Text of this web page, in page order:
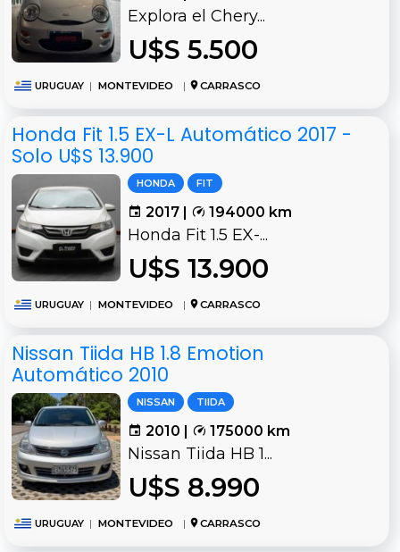
Explora el Chery...
U$S 5.500
URUGUAY | MONTEVIDEO | CARRASCO
Honda Fit 1.5 EX-L Automático 2017 -
Solo U$S 13.900
HONDA FIT
2017 | 194000 km
Honda Fit 1.5 EX-...
U$S 13.900
URUGUAY | MONTEVIDEO | CARRASCO
Nissan Tiida HB 1.8 Emotion
Automático 2010
NISSAN TIIDA
2010 | 175000 km
Nissan Tiida HB 1...
U$S 8.990
URUGUAY | MONTEVIDEO | CARRASCO